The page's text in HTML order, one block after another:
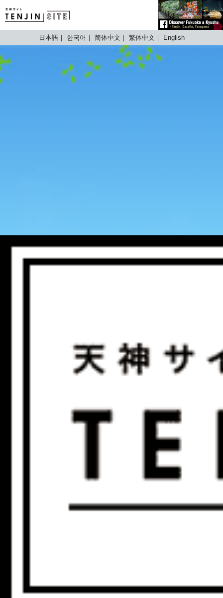
TENJIN SITE
日本語 한국어 简体中文 繁体中文 English